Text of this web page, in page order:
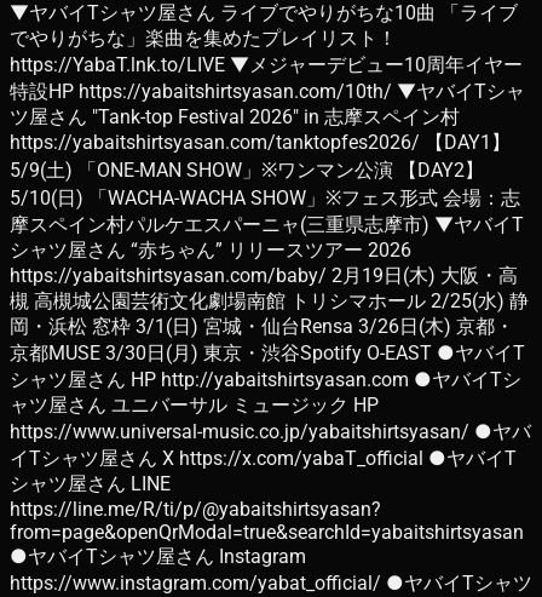
▼ヤバイTシャツ屋さん ライブでやりがちな10曲 「ライブ
でやりがちな」楽曲を集めたプレイリスト！
https://YabaT.lnk.to/LIVE ▼メジャーデビュー10周年イヤー
特設HP https://yabaitshirtsyasan.com/10th/ ▼ヤバイTシャ
ツ屋さん "Tank-top Festival 2026" in 志摩スペイン村
https://yabaitshirtsyasan.com/tanktopfes2026/ 【DAY1】
5/9(土) 「ONE-MAN SHOW」※ワンマン公演 【DAY2】
5/10(日) 「WACHA-WACHA SHOW」※フェス形式 会場：志
摩スペイン村パルケエスパーニャ(三重県志摩市) ▼ヤバイT
シャツ屋さん “赤ちゃん” リリースツアー 2026
https://yabaitshirtsyasan.com/baby/ 2月19日(木) 大阪・高
槻 高槻城公園芸術文化劇場南館 トリシマホール 2/25(水) 静
岡・浜松 窓枠 3/1(日) 宮城・仙台Rensa 3/26日(木) 京都・
京都MUSE 3/30日(月) 東京・渋谷Spotify O-EAST ●ヤバイT
シャツ屋さん HP http://yabaitshirtsyasan.com ●ヤバイTシ
ャツ屋さん ユニバーサル ミュージック HP
https://www.universal-music.co.jp/yabaitshirtsyasan/ ●ヤバ
イTシャツ屋さん X https://x.com/yabaT_official ●ヤバイT
シャツ屋さん LINE
https://line.me/R/ti/p/@yabaitshirtsyasan?
from=page&openQrModal=true&searchId=yabaitshirtsyasan
●ヤバイTシャツ屋さん Instagram
https://www.instagram.com/yabat_official/ ●ヤバイTシャツ